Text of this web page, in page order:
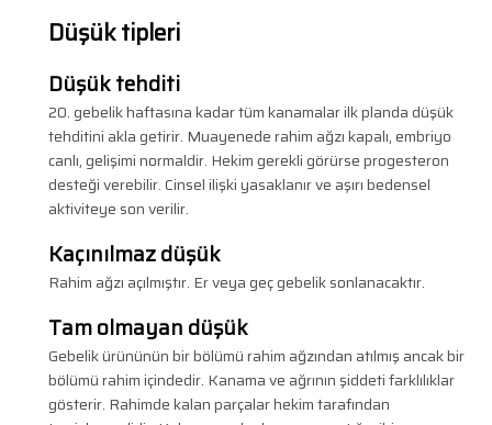
Düşük tipleri
Düşük tehditi
20. gebelik haftasına kadar tüm kanamalar ilk planda düşük
tehditini akla getirir. Muayenede rahim ağzı kapalı, embriyo
canlı, gelişimi normaldir. Hekim gerekli görürse progesteron
desteği verebilir. Cinsel ilişki yasaklanır ve aşırı bedensel
aktiviteye son verilir.
Kaçınılmaz düşük
Rahim ağzı açılmıştır. Er veya geç gebelik sonlanacaktır.
Tam olmayan düşük
Gebelik ürününün bir bölümü rahim ağzından atılmış ancak bir
bölümü rahim içindedir. Kanama ve ağrının şiddeti farklılıklar
gösterir. Rahimde kalan parçalar hekim tarafından